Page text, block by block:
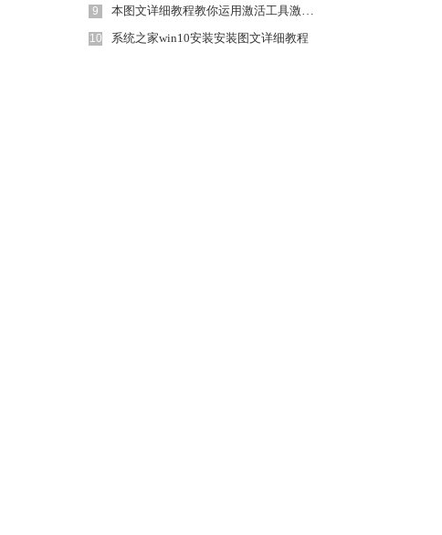
9 本图文详细教程教你运用激活工具激活win10
10 系统之家win10安装安装图文详细教程